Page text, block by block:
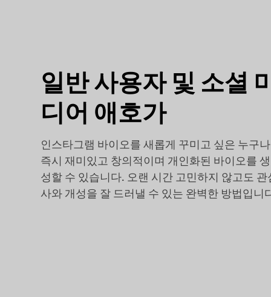
일반 사용자 및 소셜
디어 애호가
인스타그램 바이오를 새롭게 꾸미고 싶은 누구나
즉시 재미있고 창의적이며 개인화된 바이오를 생
성할 수 있습니다. 오랜 시간 고민하지 않고도 관
사와 개성을 잘 드러낼 수 있는 완벽한 방법입니